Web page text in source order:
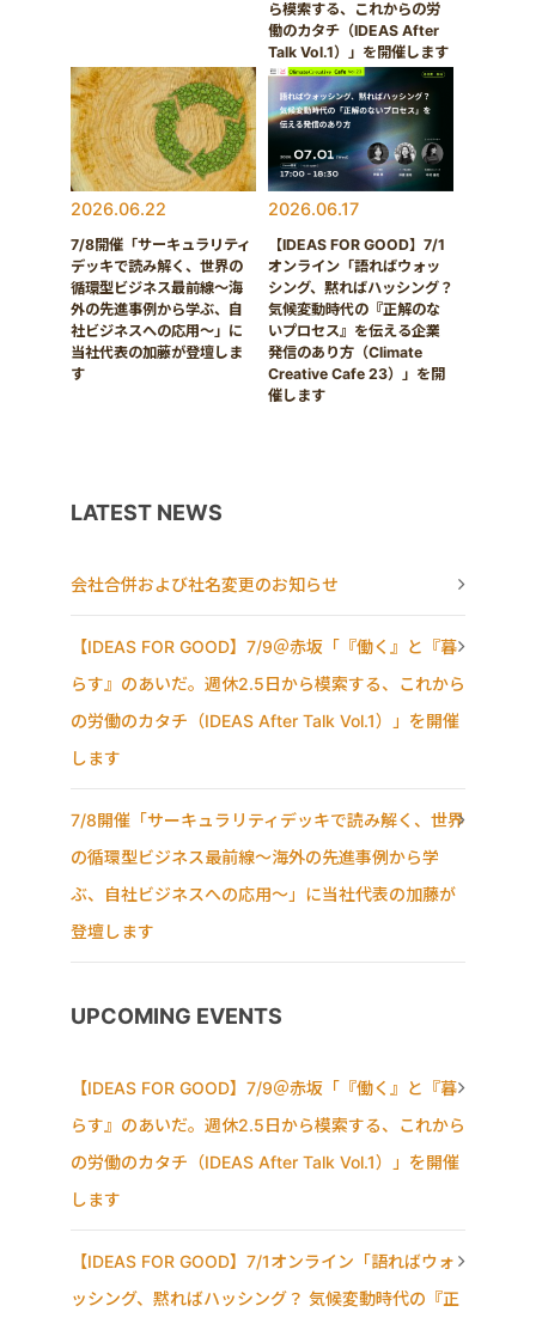
ら模索する、これからの労
働のカタチ（IDEAS After
Talk Vol.1）」を開催します
2026.06.22
7/8開催「サーキュラリティ
デッキで読み解く、世界の
循環型ビジネス最前線〜海
外の先進事例から学ぶ、自
社ビジネスへの応用〜」に
当社代表の加藤が登壇しま
す
2026.06.17
【IDEAS FOR GOOD】7/1
オンライン「語ればウォッ
シング、黙ればハッシング？
気候変動時代の『正解のな
いプロセス』を伝える企業
発信のあり方（Climate
Creative Cafe 23）」を開
催します
LATEST NEWS
会社合併および社名変更のお知らせ
【IDEAS FOR GOOD】7/9＠赤坂「『働く』と『暮
らす』のあいだ。週休2.5日から模索する、これから
の労働のカタチ（IDEAS After Talk Vol.1）」を開催
します
7/8開催「サーキュラリティデッキで読み解く、世界
の循環型ビジネス最前線〜海外の先進事例から学
ぶ、自社ビジネスへの応用〜」に当社代表の加藤が
登壇します
UPCOMING EVENTS
【IDEAS FOR GOOD】7/9＠赤坂「『働く』と『暮
らす』のあいだ。週休2.5日から模索する、これから
の労働のカタチ（IDEAS After Talk Vol.1）」を開催
します
【IDEAS FOR GOOD】7/1オンライン「語ればウォ
ッシング、黙ればハッシング？ 気候変動時代の『正